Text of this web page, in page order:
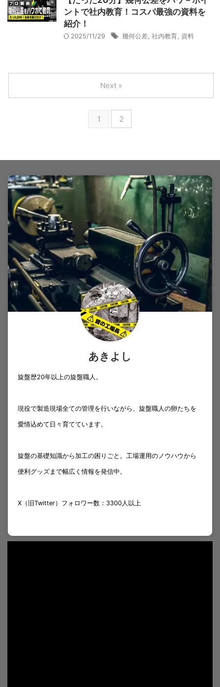
ントで社内教育！コスパ最強の資料を
紹介！
2025/11/29 幾何公差 社内教育 資料
1 2
Next »
あきよし
旋盤歴20年以上の旋盤職人。
現役で製造現場全ての管理を行いながら、旋盤職人の卵たちを
愛情込めて日々育てています。
旋盤の基礎知識から加工の困りごと。工場運用のノウハウから
便利グッズまで幅広く情報を発信中。
X（旧Twitter）フォロワー数：3300人以上